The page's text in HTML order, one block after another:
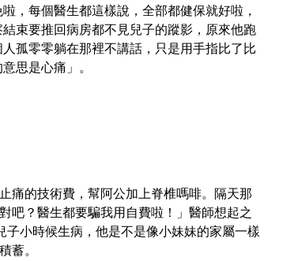
，每個醫生都這樣說，全部都健保就好啦，
束要推回病房都不見兒子的蹤影，原來他跑
孤零零躺在那裡不講話，只是用手指比了比
思是心痛」。
痛的技術費，幫阿公加上脊椎嗎啡。隔天那
吧？醫生都要騙我用自費啦！」醫師想起之
小時候生病，他是不是像小妹妹的家屬一樣
蓄。